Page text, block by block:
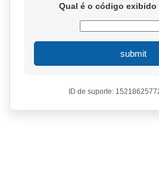
Qual é o código exibido
submit
ID de suporte: